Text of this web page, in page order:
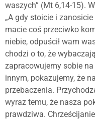
waszych” (Mt 6,14-15).
„A gdy stoicie i
macie coś przeciwko
niebie, odpuścił wam
chodzi o to, że
zapracowujemy sobie
innym, pokazujemy, że
przebaczenia.
wyraz temu, że nasza
prawdziwa.